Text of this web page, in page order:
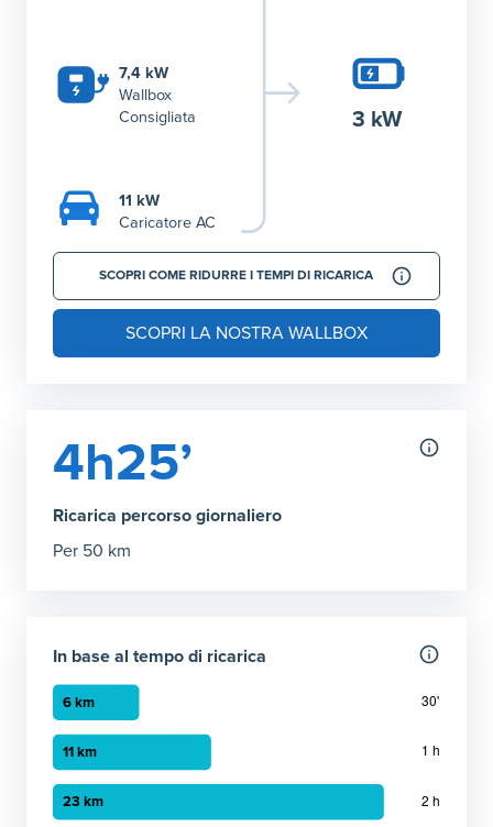
7,4 kW
Wallbox
Consigliata
11 kW
Caricatore AC
3 kW
SCOPRI COME RIDURRE I TEMPI DI RICARICA
SCOPRI LA NOSTRA WALLBOX
4h25’
Ricarica percorso giornaliero
Per 50 km
In base al tempo di ricarica